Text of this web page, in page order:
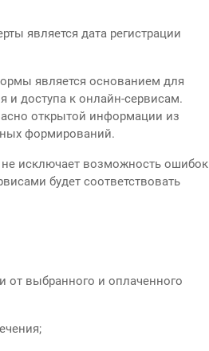
является дата регистрации
является основанием для
и доступа к онлайн-сервисам.
открытой информации из
формирований.
не исключает возможность ошибок
будет соответствовать
от выбранного и оплаченного